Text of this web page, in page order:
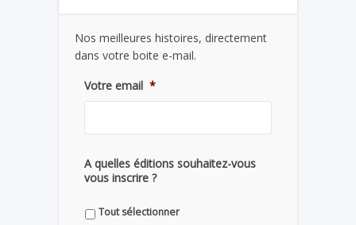
Nos meilleures histoires, directement
dans votre boite e-mail.
Votre email *
A quelles éditions souhaitez-vous
vous inscrire ?
Tout sélectionner